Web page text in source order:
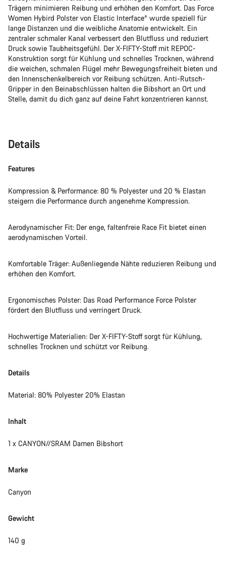
Trägern minimieren Reibung und erhöhen den Komfort. Das Force
Women Hybird Polster von Elastic Interface® wurde speziell für
lange Distanzen und die weibliche Anatomie entwickelt. Ein
zentraler schmaler Kanal verbessert den Blutfluss und reduziert
Druck sowie Taubheitsgefühl. Der X-FIFTY-Stoff mit REPOC-
Konstruktion sorgt für Kühlung und schnelles Trocknen, während
die weichen, schmalen Flügel mehr Bewegungsfreiheit bieten und
den Innenschenkelbereich vor Reibung schützen. Anti-Rutsch-
Gripper in den Beinabschlüssen halten die Bibshort an Ort und
Stelle, damit du dich ganz auf deine Fahrt konzentrieren kannst.
Details
Features
Kompression & Performance: 80 % Polyester und 20 % Elastan
steigern die Performance durch angenehme Kompression.
Aerodynamischer Fit: Der enge, faltenfreie Race Fit bietet einen
aerodynamischen Vorteil.
Komfortable Träger: Außenliegende Nähte reduzieren Reibung und
erhöhen den Komfort.
Ergonomisches Polster: Das Road Performance Force Polster
fördert den Blutfluss und verringert Druck.
Hochwertige Materialien: Der X-FIFTY-Stoff sorgt für Kühlung,
schnelles Trocknen und schützt vor Reibung.
Details
Material: 80% Polyester 20% Elastan
Inhalt
1 x CANYON//SRAM Damen Bibshort
Marke
Canyon
Gewicht
140 g